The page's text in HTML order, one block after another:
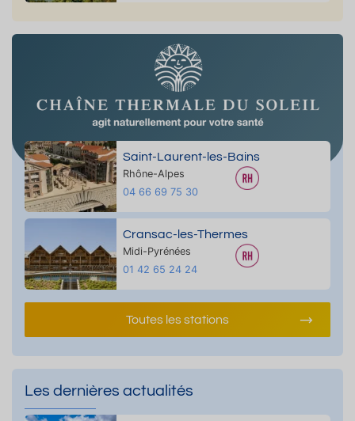
Saint-Laurent-les-Bains
Rhône-Alpes
04 66 69 75 30
Cransac-les-Thermes
Midi-Pyrénées
01 42 65 24 24
Toutes les stations
Les dernières actualités